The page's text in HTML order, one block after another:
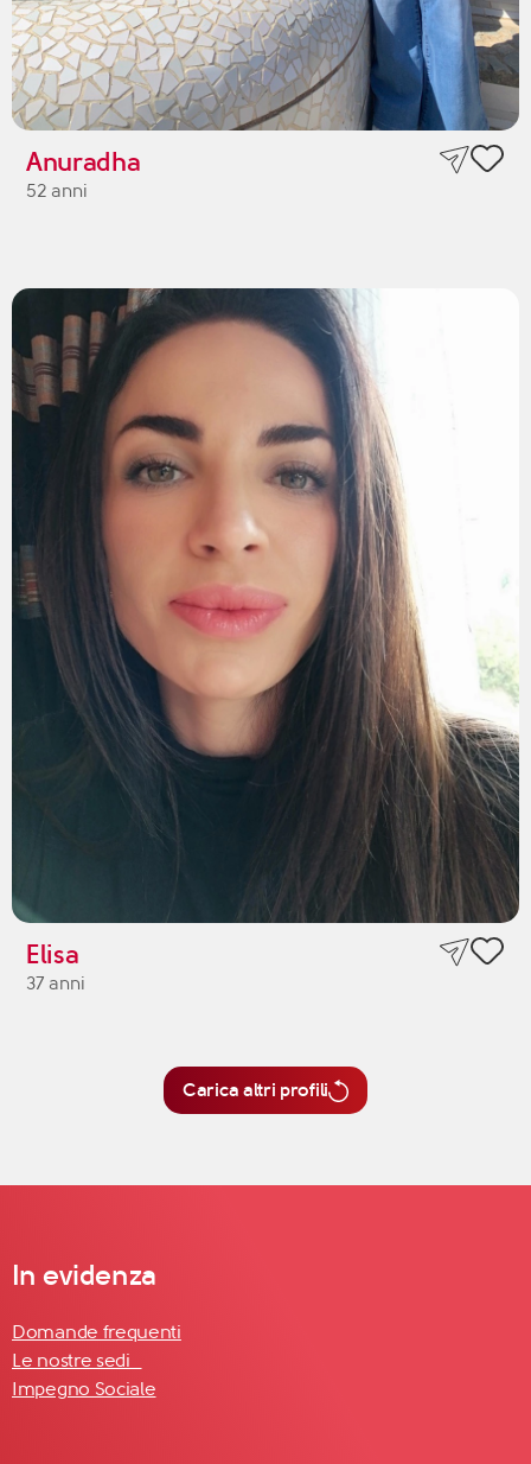
Anuradha
52 anni
Elisa
37 anni
Carica altri profili
In evidenza
Domande frequenti
Le nostre sedi
Impegno Sociale